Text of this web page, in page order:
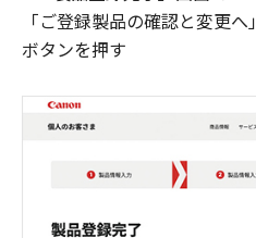
「ご登録製品の確認と変更へ」
ボタンを押す